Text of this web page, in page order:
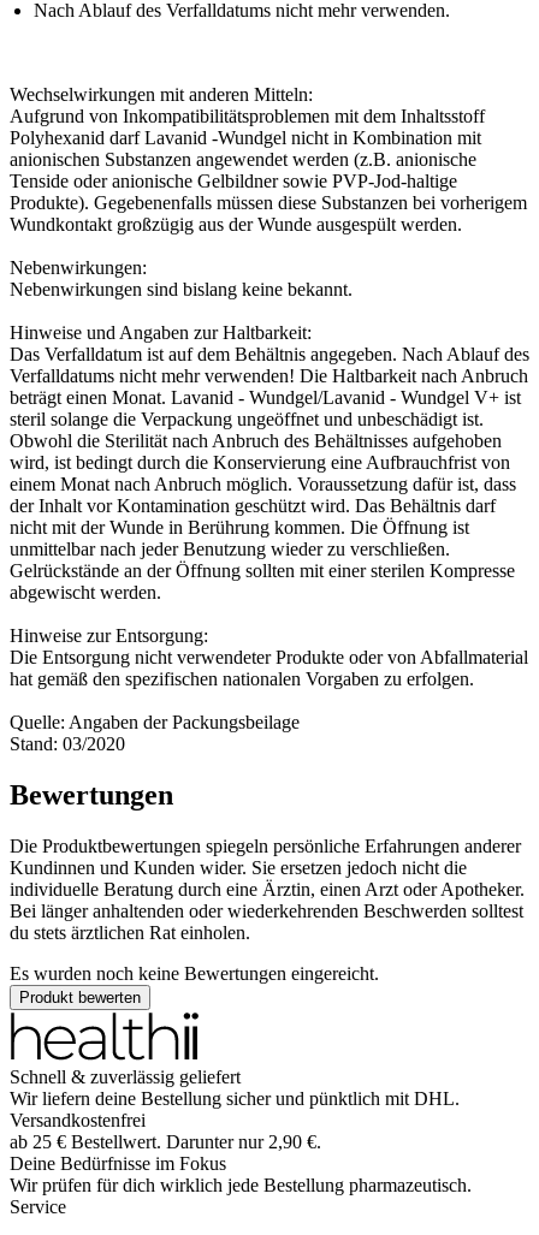
Nach Ablauf des Verfalldatums nicht mehr verwenden.
Wechselwirkungen mit anderen Mitteln:
Aufgrund von Inkompatibilitätsproblemen mit dem Inhaltsstoff
Polyhexanid darf Lavanid -Wundgel nicht in Kombination mit
anionischen Substanzen angewendet werden (z.B. anionische
Tenside oder anionische Gelbildner sowie PVP-Jod-haltige
Produkte). Gegebenenfalls müssen diese Substanzen bei vorherigem
Wundkontakt großzügig aus der Wunde ausgespült werden.
Nebenwirkungen:
Nebenwirkungen sind bislang keine bekannt.
Hinweise und Angaben zur Haltbarkeit:
Das Verfalldatum ist auf dem Behältnis angegeben. Nach Ablauf des
Verfalldatums nicht mehr verwenden! Die Haltbarkeit nach Anbruch
beträgt einen Monat. Lavanid - Wundgel/Lavanid - Wundgel V+ ist
steril solange die Verpackung ungeöffnet und unbeschädigt ist.
Obwohl die Sterilität nach Anbruch des Behältnisses aufgehoben
wird, ist bedingt durch die Konservierung eine Aufbrauchfrist von
einem Monat nach Anbruch möglich. Voraussetzung dafür ist, dass
der Inhalt vor Kontamination geschützt wird. Das Behältnis darf
nicht mit der Wunde in Berührung kommen. Die Öffnung ist
unmittelbar nach jeder Benutzung wieder zu verschließen.
Gelrückstände an der Öffnung sollten mit einer sterilen Kompresse
abgewischt werden.
Hinweise zur Entsorgung:
Die Entsorgung nicht verwendeter Produkte oder von Abfallmaterial
hat gemäß den spezifischen nationalen Vorgaben zu erfolgen.
Quelle: Angaben der Packungsbeilage
Stand: 03/2020
Bewertungen
Die Produktbewertungen spiegeln persönliche Erfahrungen anderer
Kundinnen und Kunden wider. Sie ersetzen jedoch nicht die
individuelle Beratung durch eine Ärztin, einen Arzt oder Apotheker.
Bei länger anhaltenden oder wiederkehrenden Beschwerden solltest
du stets ärztlichen Rat einholen.
Es wurden noch keine Bewertungen eingereicht.
Produkt bewerten
Schnell & zuverlässig geliefert
Wir liefern deine Bestellung sicher und pünktlich mit DHL.
Versandkostenfrei
ab 25 € Bestellwert. Darunter nur 2,90 €.
Deine Bedürfnisse im Fokus
Wir prüfen für dich wirklich jede Bestellung pharmazeutisch.
Service